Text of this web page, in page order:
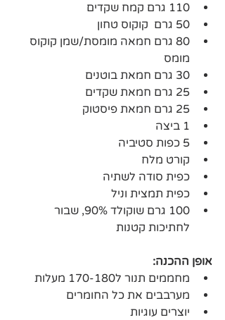
110 גרם קמח שקדים
50 גרם  קוקוס טחון
80 גרם חמאה מומסת/שמן קוקוס
מומס
30 גרם חמאת בוטנים
25 גרם חמאת שקדים
25 גרם חמאת פיסטוק
1 ביצה
5 כפות סטיביה
קורט מלח
כפית סודה לשתיה
כפית תמצית וניל
100 גרם שוקולד 90%, שבור
לחתיכות קטנות
אופן ההכנה:
מחממים תנור ל170-180 מעלות
מערבבים את כל החומרים
יוצרים עוגיות